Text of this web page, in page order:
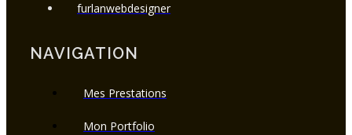
furlanwebdesigner
NAVIGATION
Mes Prestations
Mon Portfolio